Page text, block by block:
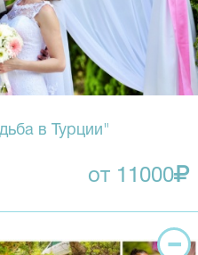
в Турции"
от 11000